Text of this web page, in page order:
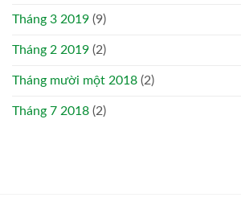
Tháng 3 2019 (9)
Tháng 2 2019 (2)
Tháng mười một 2018 (2)
Tháng 7 2018 (2)